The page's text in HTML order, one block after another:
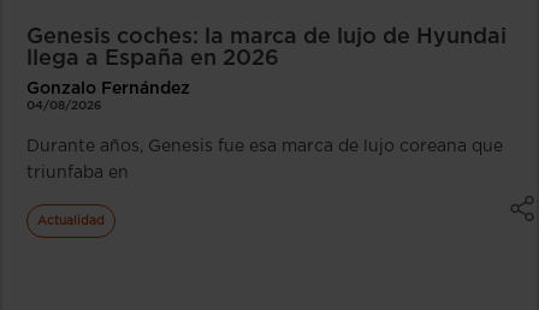
Genesis coches: la marca de lujo de Hyundai
llega a España en 2026
Gonzalo Fernández
04/08/2026
Durante años, Genesis fue esa marca de lujo coreana que
triunfaba en
Actualidad